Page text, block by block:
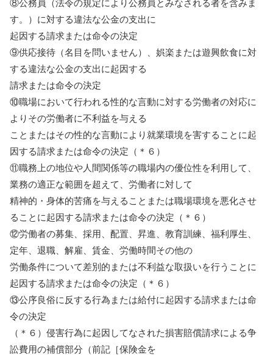
⑧公務員（法令の規定により公務員とみなされる者を含みま
す。）に対する違法な公金の支出に
起因する請求または命令の決定
⑨供応接待（名目を問いません）、娯楽または遊興飲食に対
する違法な公金の支出に起因する
請求または命令の決定
⑩職場において行われる性的な言動に対する労働者の対応に
よりその労働者に不利益を与える
ことまたはその性的な言動により就業環境を害することに起
因する請求または命令の決定（＊６）
⑪職務上の地位や人間関係等の職場内の優位性を利用して、
業務の適正な範囲を超えて、労働者に対して
精神的・身体的苦痛を与えることまたは職場環境を悪化させ
ることに起因する請求または命令の決定（＊６）
⑫労働者の募集、採用、配置、昇進、教育訓練、福利厚生、
定年、退職、解雇、賃金、労働時間その他の
労働条件について差別的または不利益な取扱いを行うことに
起因する請求または命令の決定（＊６）
⑬公序良俗に反する行為または給付に起因する請求または命
令の決定
（＊６）侵害行為に起因してなされた損害賠償請求による争
訟費用の補償部分（前記［保険金を